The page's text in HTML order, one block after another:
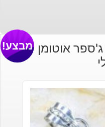
אוטומן עיצוב
מבצע!